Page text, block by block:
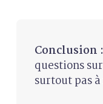
Conclusion :
questions
surtout pas